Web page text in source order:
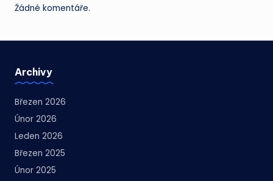
Žádné komentáře.
Archivy
Březen 2026
Únor 2026
Leden 2026
Březen 2025
Únor 2025